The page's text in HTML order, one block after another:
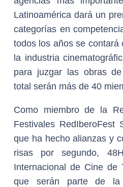
Latinoamérica dará un
categorías en
todos los años se contará
la industria
para juzgar las obras
total serán más de 40
Como miembro de la
Festivales RedIberoFest
que ha hecho alianzas y
risas por segundo,
Internacional de Cine de
que serán parte de la